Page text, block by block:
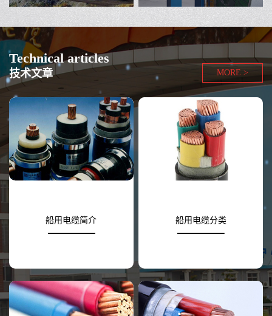
Technical articles
技术文章 MORE >
船用电缆简介 船用电缆分类